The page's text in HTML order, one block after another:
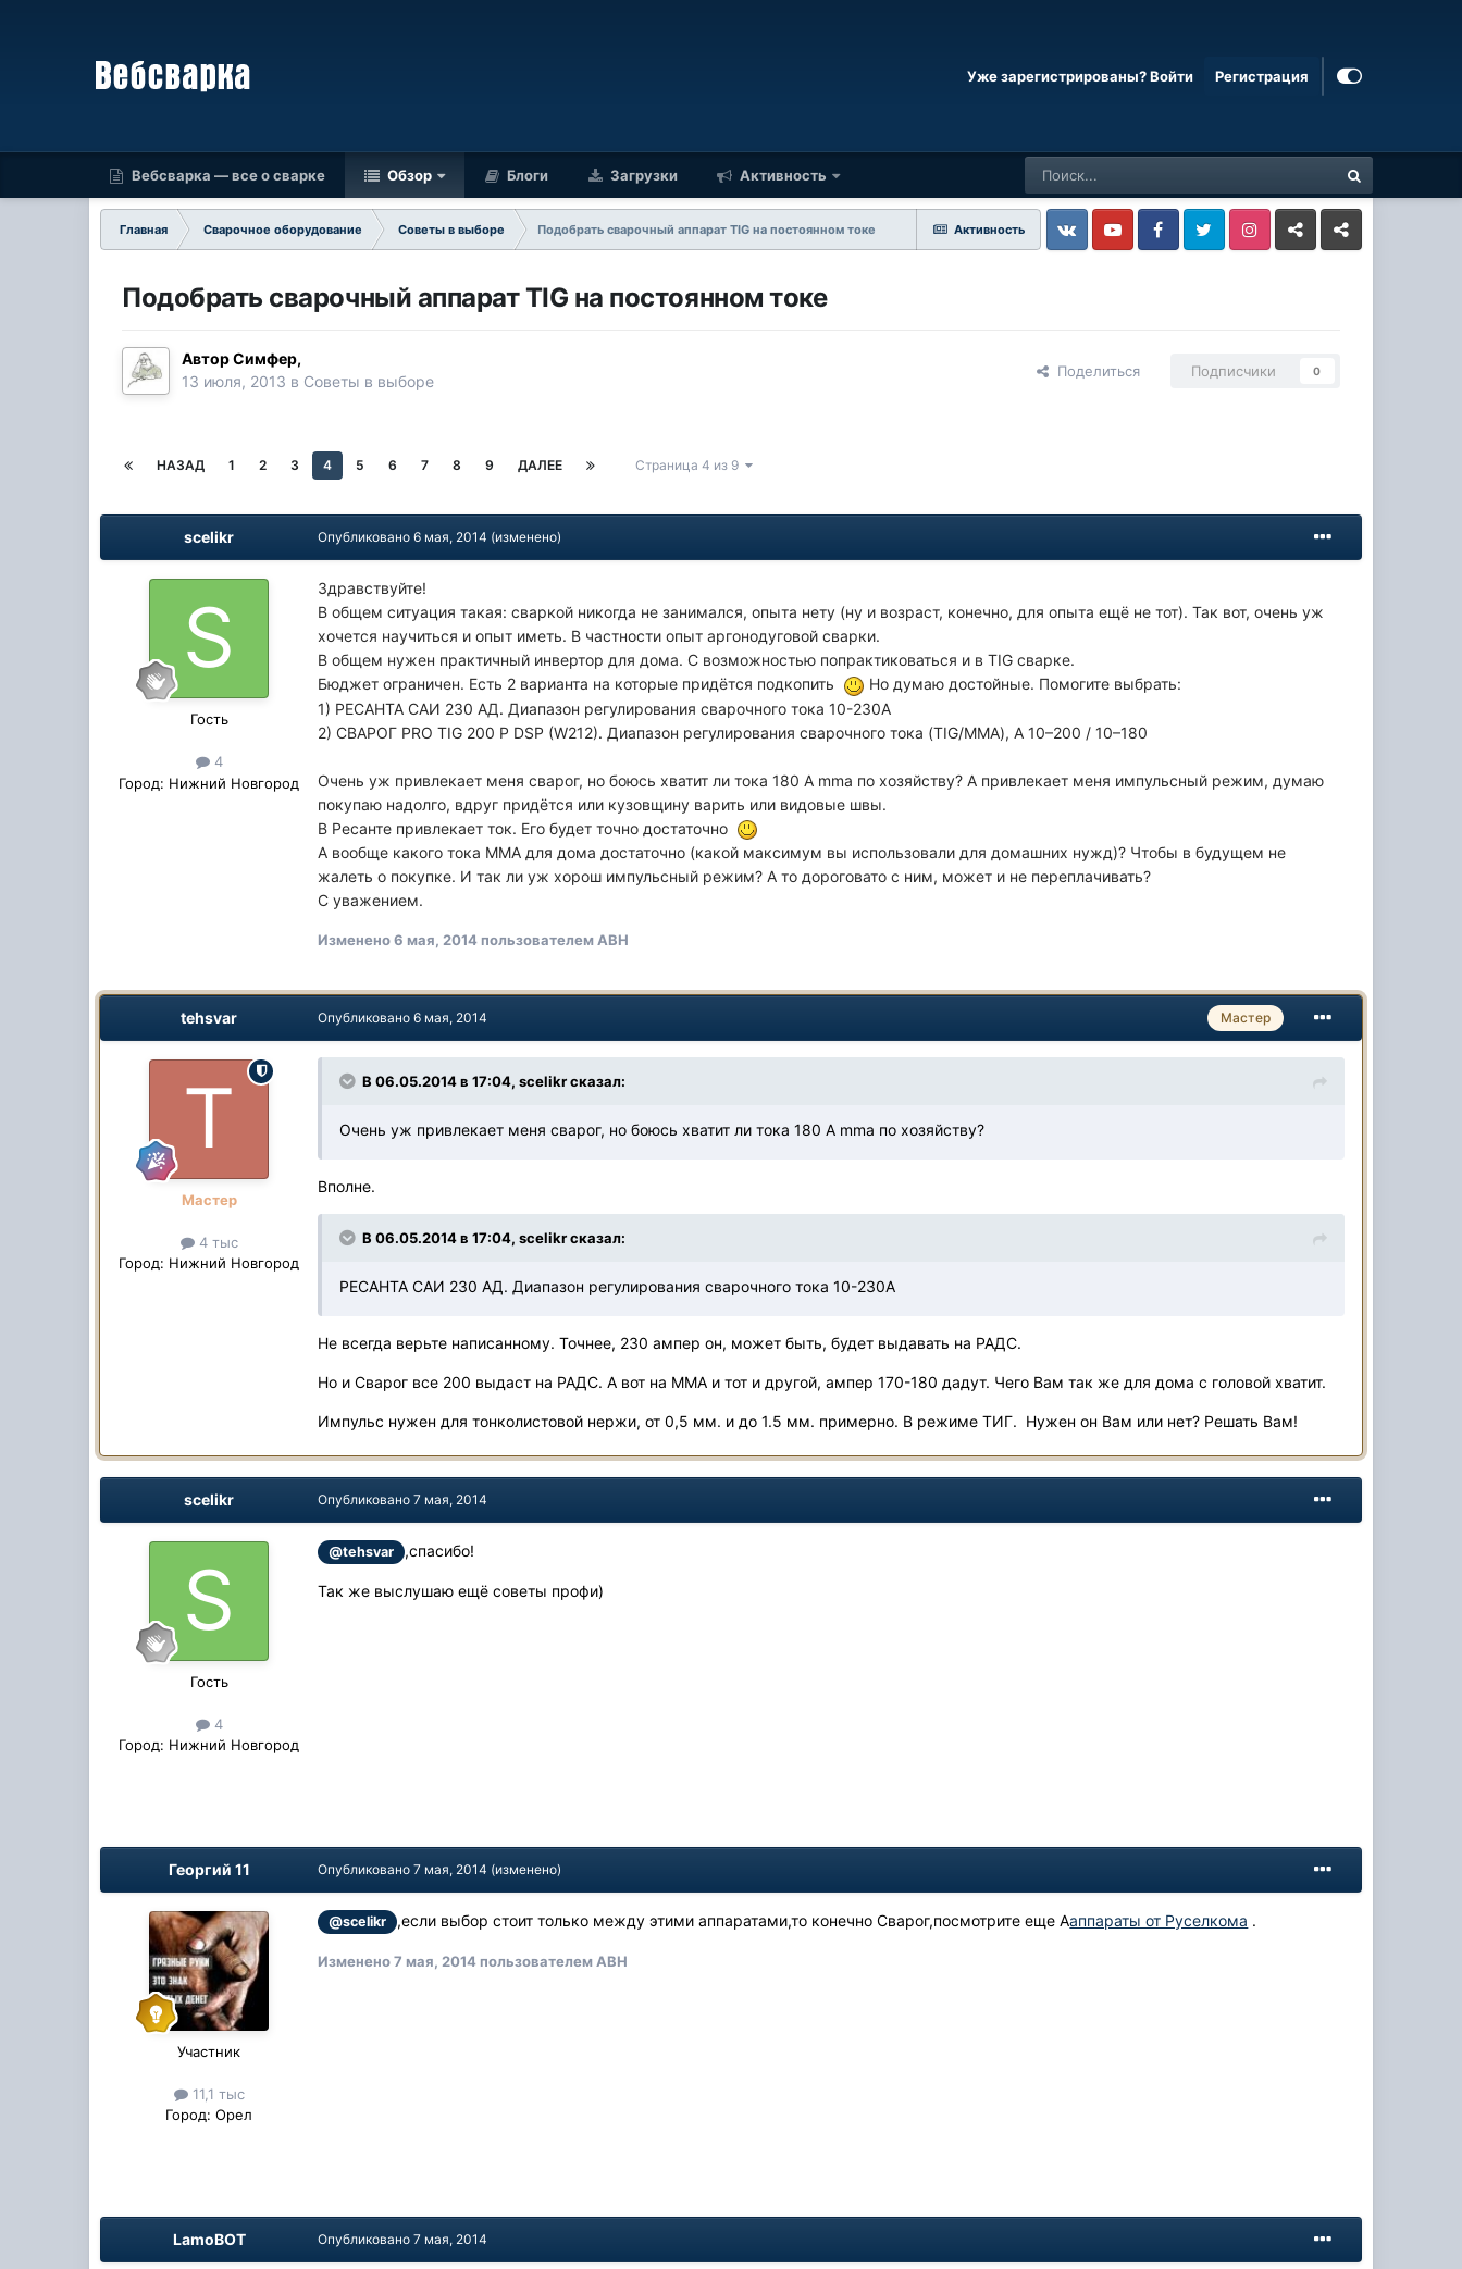
Уже зарегистрированы? Войти Регистрация
Вебсварка — все о сварке Обзор Блоги Загрузки Активность
Активность
Главная Сварочное оборудование Советы в выборе
Подобрать сварочный аппарат TIG на постоянном токе
VkontakteYouTube FacebookTwitter InstagramLivejournalOdnoklassniki
Подобрать сварочный аппарат TIG на постоянном токе
АвторСимфер,
13 июля, 2013 в Советы в выборе
Поделиться Подписчики 0
НАЗАД 1 2 3 4 5 6 7 8 9 ДАЛЕЕ Страница 4 из 9
scelikr
Гость
4
Город: Нижний Новгород
Опубликовано6 мая, 2014 (изменено)
Здравствуйте!
В общем ситуация такая: сваркой никогда не занимался, опыта нету (ну и возраст, конечно, для опыта ещё не тот). Так вот, очень уж
хочется научиться и опыт иметь. В частности опыт аргонодуговой сварки.
В общем нужен практичный инвертор для дома. С возможностью попрактиковаться и в TIG сварке.
Бюджет ограничен. Есть 2 варианта на которые придётся подкопить
Но думаю достойные. Помогите выбрать:
1) РЕСАНТА САИ 230 АД. Диапазон регулирования сварочного тока 10-230A
2) СВАРОГ PRO TIG 200 P DSP (W212). Диапазон регулирования сварочного тока (TIG/MMA), А 10–200 / 10–180
Очень уж привлекает меня сварог, но боюсь хватит ли тока 180 А mma по хозяйству? А привлекает меня импульсный режим, думаю
покупаю надолго, вдруг придётся или кузовщину варить или видовые швы.
В Ресанте привлекает ток. Его будет точно достаточно
А вообще какого тока MMA для дома достаточно (какой максимум вы использовали для домашних нужд)? Чтобы в будущем не
жалеть о покупке. И так ли уж хорош импульсный режим? А то дороговато с ним, может и не переплачивать?
С уважением.
Изменено6 мая, 2014пользователем АВН
tehsvar
Мастер
4 тыс
Город: Нижний Новгород
Мастер
Опубликовано6 мая, 2014
В 06.05.2014 в 17:04, scelikr сказал:
Очень уж привлекает меня сварог, но боюсь хватит ли тока 180 А mma по хозяйству?
Вполне.
В 06.05.2014 в 17:04, scelikr сказал:
РЕСАНТА САИ 230 АД. Диапазон регулирования сварочного тока 10-230A
Не всегда верьте написанному. Точнее, 230 ампер он, может быть, будет выдавать на РАДС.
Но и Сварог все 200 выдаст на РАДС. А вот на ММА и тот и другой, ампер 170-180 дадут. Чего Вам так же для дома с головой хватит.
Импульс нужен для тонколистовой нержи, от 0,5 мм. и до 1.5 мм. примерно. В режиме ТИГ. Нужен он Вам или нет? Решать Вам!
scelikr
Гость
4
Город: Нижний Новгород
Опубликовано7 мая, 2014
@tehsvar ,спасибо!
Так же выслушаю ещё советы профи)
Георгий 11
Участник
11,1 тыс
Город: Орел
Опубликовано7 мая, 2014 (изменено)
@scelikr ,если выбор стоит только между этими аппаратами,то конечно Сварог,посмотрите еще Ааппараты от Руселкома .
Изменено7 мая, 2014пользователем АВН
LamoBOT Опубликовано7 мая, 2014